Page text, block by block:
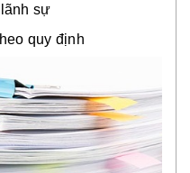
sự
quy định